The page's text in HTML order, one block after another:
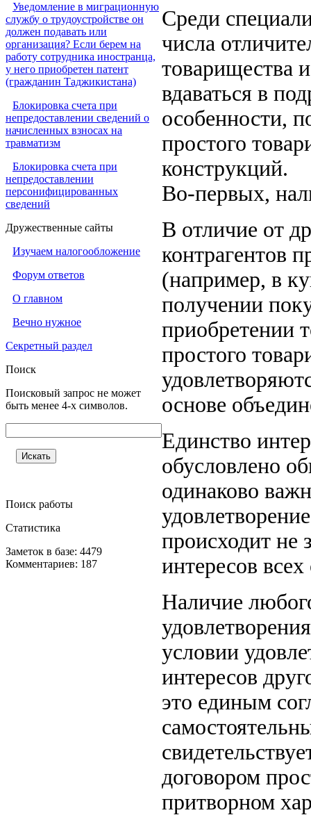
Уведомление в миграционную
службу о трудоустройстве он
должен подавать или
организация? Если берем на
работу сотрудника иностранца,
у него приобретен патент
(гражданин Таджикистана)
Блокировка счета при
непредоставлении сведений о
начисленных взносах на
травматизм
Блокировка счета при
непредоставлении
персонифицированных
сведений
Дружественные сайты
Изучаем налогообложение
Форум ответов
О главном
Вечно нужное
Секретный раздел
Поиск
Поисковый запрос не может
быть менее 4-х символов.
Поиск работы
Статистика
Заметок в базе: 4479
Комментариев: 187
Среди
числа
товарищества
вдаваться в
особенности,
простого
конструкций.
Во-первых,
В отличие от
контрагентов
(например, в
получении
приобретении
простого
основе
Единство
обусловлено
одинаково
происходит не
интересов
Наличие
условии
интересов
это единым
договором
притворном